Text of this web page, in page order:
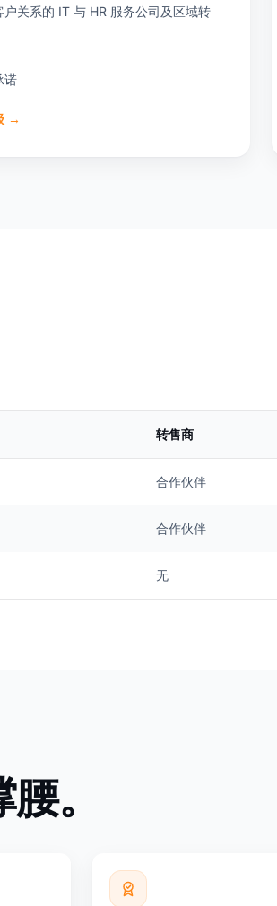
户关系的 IT 与 HR 服务公司及区域转
诺
→
转售商
合作伙伴
合作伙伴
无
。